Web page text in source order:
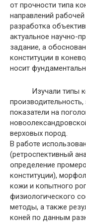
от прочности типа
направлений
разработка
актуальное научно-
задание, а
конституции в
носит
Изучали типы
показатели на
верховых пород.
В работе
(ретроспективный
определение
конституции),
кожи и копытного
физиологического
методы, а также
коней по данным